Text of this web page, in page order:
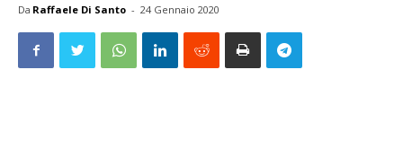
Da Raffaele Di Santo - 24 Gennaio 2020